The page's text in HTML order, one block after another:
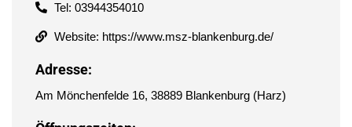
Tel: 03944354010
Website: https://www.msz-blankenburg.de/
Adresse:
Am Mönchenfelde 16, 38889 Blankenburg (Harz)